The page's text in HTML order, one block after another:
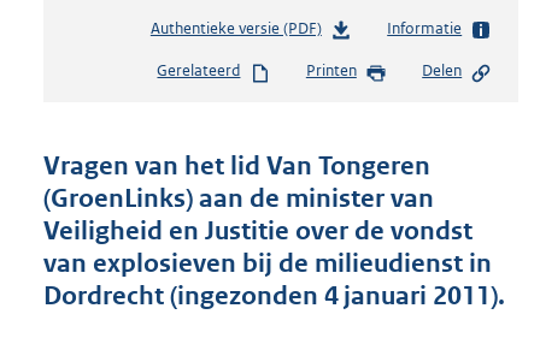
Authentieke versie (PDF)b
s
n
d
s
g
r
o
Informatie
Gerelateerd Printen Delen
Vragen van het lid Van Tongeren
(GroenLinks) aan de minister van
Veiligheid en Justitie over de vondst
van explosieven bij de milieudienst in
Dordrecht (ingezonden 4 januari 2011).